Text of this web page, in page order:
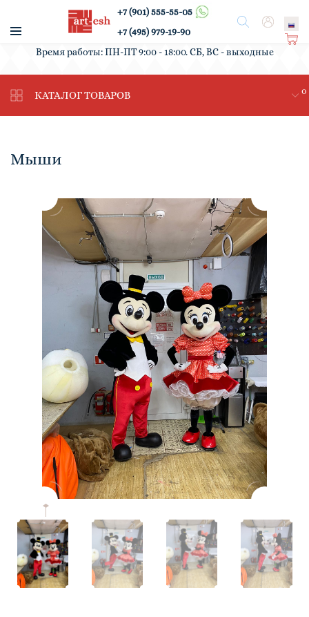
Поиск
+7 (901) 555-55-05
+7 (495) 979-19-90
Ко
ин
а
0
Вход
/
Время работы: ПН-ПТ 9:00 - 18:00. СБ, ВС - выходные
КАТАЛОГ ТОВАРОВ
Мыши